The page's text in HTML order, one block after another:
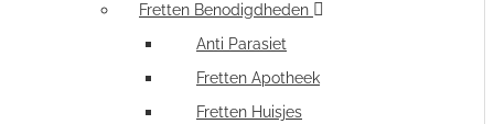
Fretten Benodigdheden
Anti Parasiet
Fretten Apotheek
Fretten Huisjes